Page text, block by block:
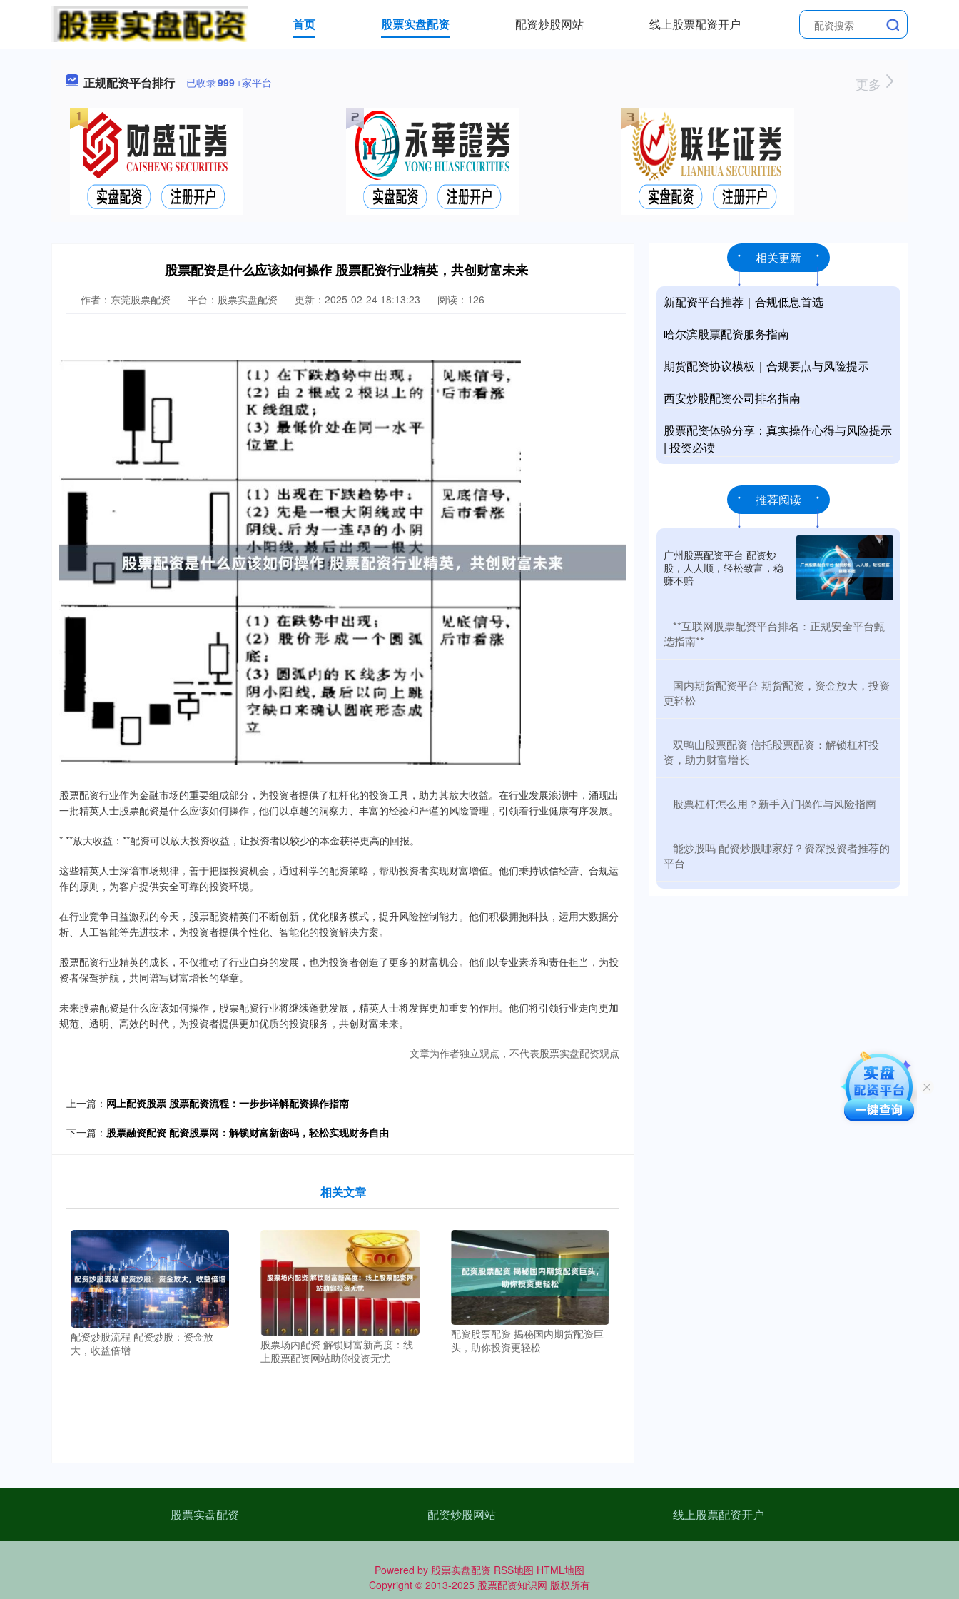
首页 股票实盘配资 配资炒股网站 线上股票配资开户
正规配资平台排行 已收录999+家平台 更多
股票配资是什么应该如何操作 股票配资行业精英，共创财富未来
作者：东莞股票配资 平台：股票实盘配资 更新：2025-02-24 18:13:23 阅读：126
股票配资行业作为金融市场的重要组成部分，为投资者提供了杠杆化的投资工具，助力其放大收益。在行业发展浪潮中，涌现出
一批精英人士股票配资是什么应该如何操作，他们以卓越的洞察力、丰富的经验和严谨的风险管理，引领着行业健康有序发展。
* **放大收益：**配资可以放大投资收益，让投资者以较少的本金获得更高的回报。
这些精英人士深谙市场规律，善于把握投资机会，通过科学的配资策略，帮助投资者实现财富增值。他们秉持诚信经营、合规运
作的原则，为客户提供安全可靠的投资环境。
在行业竞争日益激烈的今天，股票配资精英们不断创新，优化服务模式，提升风险控制能力。他们积极拥抱科技，运用大数据分
析、人工智能等先进技术，为投资者提供个性化、智能化的投资解决方案。
股票配资行业精英的成长，不仅推动了行业自身的发展，也为投资者创造了更多的财富机会。他们以专业素养和责任担当，为投
资者保驾护航，共同谱写财富增长的华章。
未来股票配资是什么应该如何操作，股票配资行业将继续蓬勃发展，精英人士将发挥更加重要的作用。他们将引领行业走向更加
规范、透明、高效的时代，为投资者提供更加优质的投资服务，共创财富未来。
文章为作者独立观点，不代表股票实盘配资观点
上一篇： 网上配资股票 股票配资流程：一步步详解配资操作指南
下一篇： 股票融资配资 配资股票网：解锁财富新密码，轻松实现财务自由
相关文章
配资炒股流程 配资炒股：资金放
大，收益倍增
股票场内配资 解锁财富新高度：线
上股票配资网站助你投资无忧
配资股票配资 揭秘国内期货配资巨
头，助你投资更轻松
相关更新
新配资平台推荐｜合规低息首选
哈尔滨股票配资服务指南
期货配资协议模板｜合规要点与风险提示
西安炒股配资公司排名指南
股票配资体验分享：真实操作心得与风险提示
| 投资必读
推荐阅读
广州股票配资平台 配资炒
股，人人顺，轻松致富，稳
赚不赔
​**互联网股票配资平台排名：正规安全平台甄
选指南**
​国内期货配资平台 期货配资，资金放大，投资
更轻松
​双鸭山股票配资 信托股票配资：解锁杠杆投
资，助力财富增长
​股票杠杆怎么用？新手入门操作与风险指南
​能炒股吗 配资炒股哪家好？资深投资者推荐的
平台
股票实盘配资 配资炒股网站 线上股票配资开户
Powered by 股票实盘配资 RSS地图 HTML地图
Copyright © 2013-2025 股票配资知识网 版权所有